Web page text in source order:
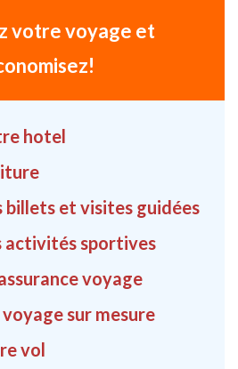
votre voyage et
hotel
billets et visites guidées
activités sportives
voyage
sur mesure
vol